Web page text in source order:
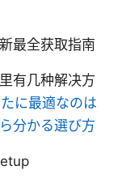
最全获取指南
有几种解决方
に最適なのは
分かる選び方